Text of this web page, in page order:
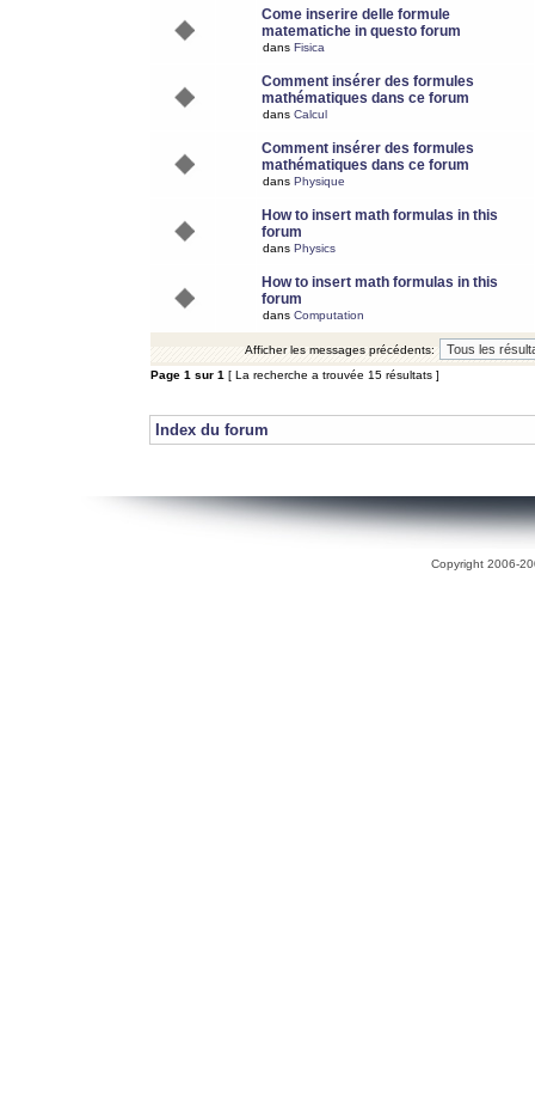
Come inserire delle formule
matematiche in questo forum
dans Fisica
Comment insérer des formules
mathématiques dans ce forum
dans Calcul
Comment insérer des formules
mathématiques dans ce forum
dans Physique
How to insert math formulas in this
forum
dans Physics
How to insert math formulas in this
forum
dans Computation
Afficher les messages précédents:
Page 1 sur 1 [ La recherche a trouvée 15 résultats ]
Index du forum
Copyright 2006-